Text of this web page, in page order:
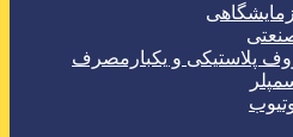
پلاستیکی و یکبارمصرف